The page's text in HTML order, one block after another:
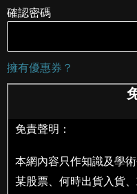
確認密碼
擁有優惠券？